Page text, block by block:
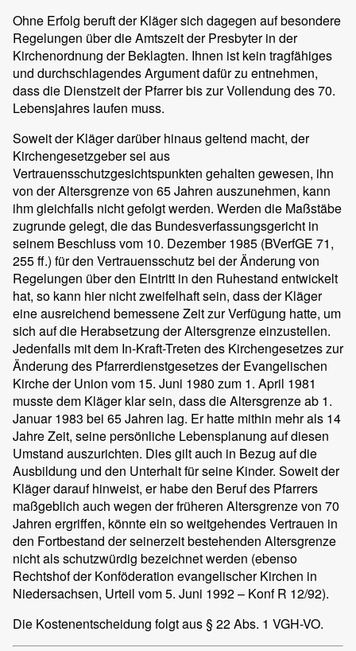
Ohne Erfolg beruft der Kläger sich dagegen auf besondere
Regelungen über die Amtszeit der Presbyter in der
Kirchenordnung der Beklagten. Ihnen ist kein tragfähiges
und durchschlagendes Argument dafür zu entnehmen,
dass die Dienstzeit der Pfarrer bis zur Vollendung des 70.
Lebensjahres laufen muss.
Soweit der Kläger darüber hinaus geltend macht, der
Kirchengesetzgeber sei aus
Vertrauensschutzgesichtspunkten gehalten gewesen, ihn
von der Altersgrenze von 65 Jahren auszunehmen, kann
ihm gleichfalls nicht gefolgt werden. Werden die Maßstäbe
zugrunde gelegt, die das Bundesverfassungsgericht in
seinem Beschluss vom 10. Dezember 1985 (BVerfGE 71,
255 ff.) für den Vertrauensschutz bei der Änderung von
Regelungen über den Eintritt in den Ruhestand entwickelt
hat, so kann hier nicht zweifelhaft sein, dass der Kläger
eine ausreichend bemessene Zeit zur Verfügung hatte, um
sich auf die Herabsetzung der Altersgrenze einzustellen.
Jedenfalls mit dem In-Kraft-Treten des Kirchengesetzes zur
Änderung des Pfarrerdienstgesetzes der Evangelischen
Kirche der Union vom 15. Juni 1980 zum 1. April 1981
musste dem Kläger klar sein, dass die Altersgrenze ab 1.
Januar 1983 bei 65 Jahren lag. Er hatte mithin mehr als 14
Jahre Zeit, seine persönliche Lebensplanung auf diesen
Umstand auszurichten. Dies gilt auch in Bezug auf die
Ausbildung und den Unterhalt für seine Kinder. Soweit der
Kläger darauf hinweist, er habe den Beruf des Pfarrers
maßgeblich auch wegen der früheren Altersgrenze von 70
Jahren ergriffen, könnte ein so weitgehendes Vertrauen in
den Fortbestand der seinerzeit bestehenden Altersgrenze
nicht als schutzwürdig bezeichnet werden (ebenso
Rechtshof der Konföderation evangelischer Kirchen in
Niedersachsen, Urteil vom 5. Juni 1992 – Konf R 12/92).
Die Kostenentscheidung folgt aus § 22 Abs. 1 VGH-VO.